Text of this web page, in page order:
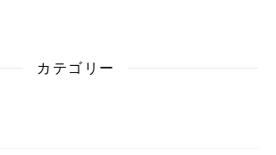
カテゴリー